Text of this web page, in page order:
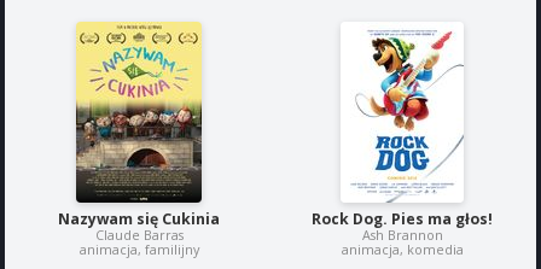
Nazywam się Cukinia
Claude Barras
animacja, familijny
Rock Dog. Pies ma głos!
Ash Brannon
animacja, komedia